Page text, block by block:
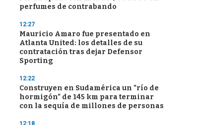
perfumes de contrabando
12:27
Mauricio Amaro fue presentado en
Atlanta United: los detalles de su
contratación tras dejar Defensor
Sporting
12:22
Construyen en Sudamérica un "río de
hormigón" de 145 km para terminar
con la sequía de millones de personas
12:18